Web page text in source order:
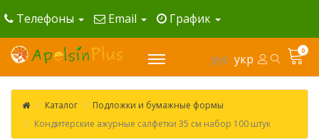
Телефоны Email График
рус укр
0
Каталог
Подложки и бумажные формы
Кондитерские ажурные салфетки 35 см набор 100 штук